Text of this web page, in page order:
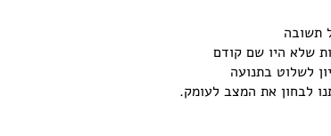
תשובה
שלא היו שם קודם
לשלוט בתנועה
לבחון את המצב לעומק.